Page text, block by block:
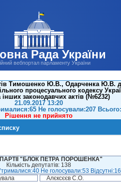
Рада України
вебпортал парламенту України
Тимошенко Ю.В., Одарченка Ю.В.
процесуального кодексу
інших законодавчих актів (№6232)
21.09.2017 13:20
Не голосували:207
Рішення не прийнято
ПАРТІЇ "БЛОК ПЕТРА ПОРОШЕНКА"
Кількість депутатів: 138
Не голосували:53 Відсутні:16
Алєксєєв С.О.